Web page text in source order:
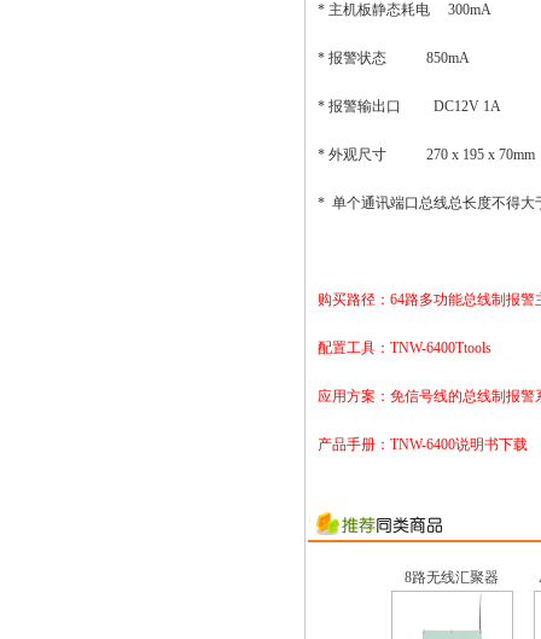
* 主机板静态耗电 300mA
* 报警状态 850mA
* 报警输出口 DC12V 1A
* 外观尺寸 270 x 195 x 70mm
* 单个通讯端口总线总长度不得大
购买路径：64路多功能总线制报警
配置工具：TNW-6400Ttools
应用方案：免信号线的总线制报警
产品手册：TNW-6400说明书下载
8路无线汇聚器